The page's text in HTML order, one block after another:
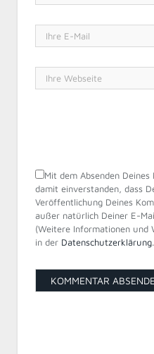
Mit dem Absenden
damit einverstanden, dass
Veröffentlichung Deines
außer natürlich Deiner E-
(Weitere Informationen und
in der Datenschutzerklärung.